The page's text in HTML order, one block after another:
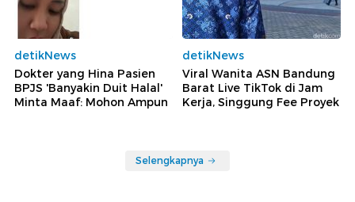
detikNews
Dokter yang Hina Pasien
BPJS 'Banyakin Duit Halal'
Minta Maaf: Mohon Ampun
detikNews
Viral Wanita ASN Bandung
Barat Live TikTok di Jam
Kerja, Singgung Fee Proyek
Selengkapnya